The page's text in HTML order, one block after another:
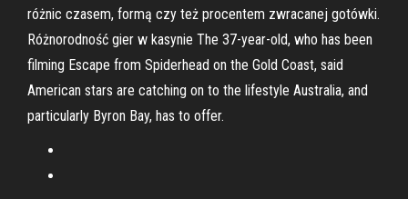
różnic czasem, formą czy też procentem zwracanej gotówki.
Różnorodność gier w kasynie The 37-year-old, who has been
filming Escape from Spiderhead on the Gold Coast, said
American stars are catching on to the lifestyle Australia, and
particularly Byron Bay, has to offer.